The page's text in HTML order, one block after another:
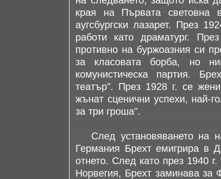
края на Първата световна
аугсбургски лазарет. През
работи като драматург.
противно на буржоазния си
за класовата борба, но
комунистическа партия.
театър". През 1928 г. се
жънат сценични успехи, най-
за три гроша".
След установяването на
Германия Брехт емигрира в
отнето. След като през 1940
Норвегия, Брехт заминава за